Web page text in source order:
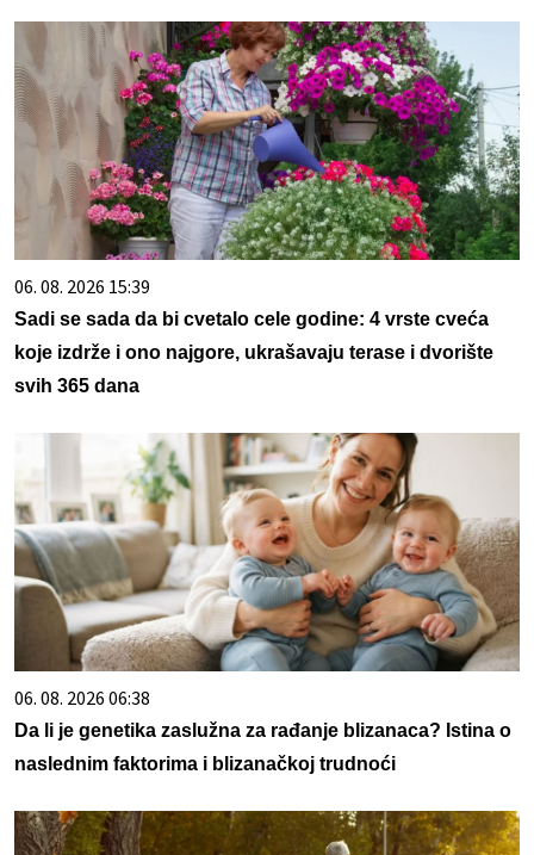
06. 08. 2026 15:39
Sadi se sada da bi cvetalo cele godine: 4 vrste cveća
koje izdrže i ono najgore, ukrašavaju terase i dvorište
svih 365 dana
06. 08. 2026 06:38
Da li je genetika zaslužna za rađanje blizanaca? Istina o
naslednim faktorima i blizanačkoj trudnoći